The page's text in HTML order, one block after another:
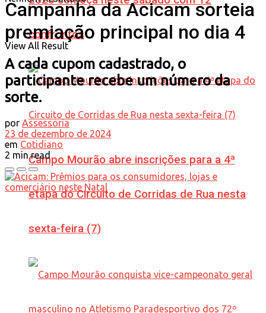
confrontos
Campo Mourão abre inscrições para a 4ª
etapa do Circuito de Corridas de Rua nesta
sexta-feira (7)
View All Result
Campanha da Acicam sorteia
premiação principal no dia 4
A cada cupom cadastrado, o
participante recebe um número da
sorte.
por Assessoria
23 de dezembro de 2024
em Cotidiano
2 min read